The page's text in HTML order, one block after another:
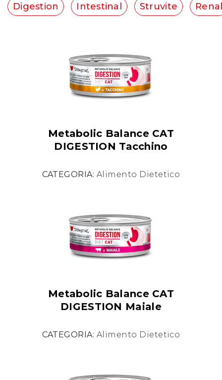
Digestion Intestinal Struvite
Metabolic Balance CAT
DIGESTION Tacchino
CATEGORIA: Alimento Dietetico
Metabolic Balance CAT
DIGESTION Maiale
CATEGORIA: Alimento Dietetico